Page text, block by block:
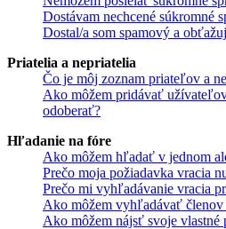
Dostávam nechcené súkromné
Dostal/a som spamový a
Priatelia a nepriatelia
Čo je môj zoznam priateľov a
Ako môžem pridávať
odoberať?
Hľadanie na fóre
Ako môžem hľadať v jednom
Prečo moja požiadavka vracia
Prečo mi vyhľadávanie vracia
Ako môžem vyhľadávať členov
Ako môžem nájsť svoje vlastné